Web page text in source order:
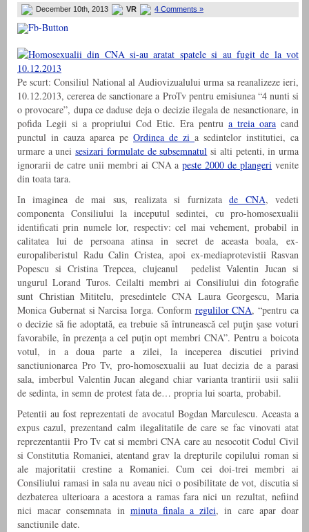
December 10th, 2013 VR 4 Comments »
Pe scurt: Consiliul National al Audiovizualului urma sa reanalizeze ieri,
10.12.2013, cererea de sanctionare a ProTv pentru emisiunea “4 nunti si
o provocare”, dupa ce daduse deja o decizie ilegala de nesanctionare, in
pofida Legii si a propriului Cod Etic. Era pentru a treia oara cand
punctul in cauza aparea pe Ordinea de zi a sedintelor institutiei, ca
urmare a uneisesizari formulate de subsemnatul si alti petenti, in urma
ignorarii de catre unii membri ai CNA apeste 2000 de plangeri venite
din toata tara.
In imaginea de mai sus, realizata si furnizatade CNA, vedeti
componenta Consiliului la inceputul sedintei, cu pro-homosexualii
identificati prin numele lor, respectiv: cel mai vehement, probabil in
calitatea lui de persoana atinsa in secret de aceasta boala, ex-
europaliberistul Radu Calin Cristea, apoi ex-mediaprotevistii Rasvan
Popescu si Cristina Trepcea, clujeanul pedelist Valentin Jucan si
ungurul Lorand Turos. Ceilalti membri ai Consiliului din fotografie
sunt Christian Mititelu, presedintele CNA Laura Georgescu, Maria
Monica Gubernat si Narcisa Iorga. Conform regulilor CNA, “pentru ca
o decizie să fie adoptată, ea trebuie să întrunească cel puţin şase voturi
favorabile, în prezenţa a cel puţin opt membri CNA”. Pentru a boicota
votul, in a doua parte a zilei, la inceperea discutiei privind
sanctiunionarea Pro Tv, pro-homosexualii au luat decizia de a parasi
sala, imberbul Valentin Jucan alegand chiar varianta trantirii usii salii
de sedinta, in semn de protest fata de… propria lui soarta, probabil.
Petentii au fost reprezentati de avocatul Bogdan Marculescu. Aceasta a
expus cazul, prezentand calm ilegalitatile de care se fac vinovati atat
reprezentantii Pro Tv cat si membri CNA care au nesocotit Codul Civil
si Constitutia Romaniei, atentand grav la drepturile copilului roman si
ale majoritatii crestine a Romaniei. Cum cei doi-trei membri ai
Consiliului ramasi in sala nu aveau nici o posibilitate de vot, discutia si
dezbaterea ulterioara a acestora a ramas fara nici un rezultat, nefiind
nici macar consemnata in minuta finala a zilei, in care apar doar
sanctiunile date.